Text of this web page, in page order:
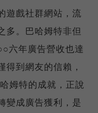
遊戲社群網站，流
多。巴哈姆特非但
六年廣告營收也達
得到網友的信賴，
姆特的成就，正說
變成廣告獲利，是